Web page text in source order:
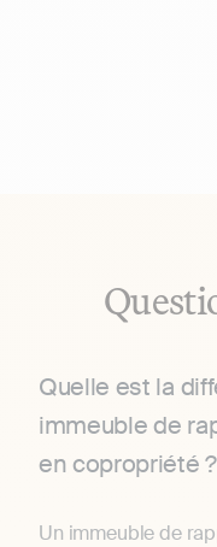
Quelle est la
immeuble de
en copropriété ?
Un immeuble de